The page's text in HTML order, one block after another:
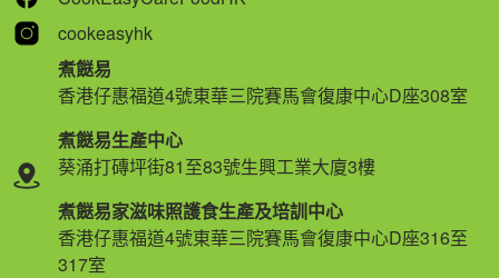
cookeasyhk
煮餸易
香港仔惠福道4號東華三院賽馬會復康中心D座308室
煮餸易生產中心
葵涌打磚坪街81至83號生興工業大廈3樓
煮餸易家滋味照護食生產及培訓中心
香港仔惠福道4號東華三院賽馬會復康中心D座316至
317室